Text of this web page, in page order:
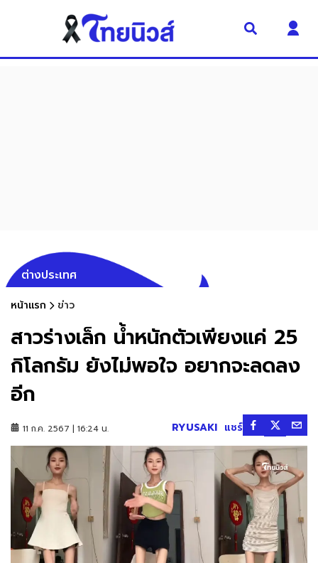
ต่างประเทศ
หน้าแรก ข่าว
สาวร่างเล็ก น้ำหนักตัวเพียงแค่ 25
กิโลกรัม ยังไม่พอใจ อยากจะลดลง
อีก
11 ก.ค. 2567 | 16:24 น. RYUSAKI แชร์